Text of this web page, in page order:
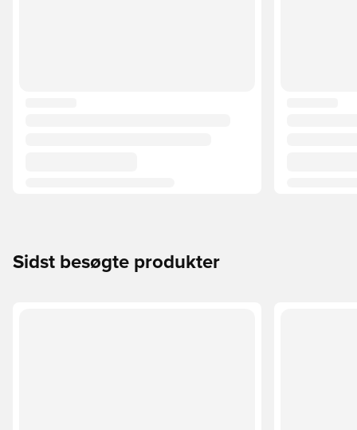
Sidst besøgte produkter